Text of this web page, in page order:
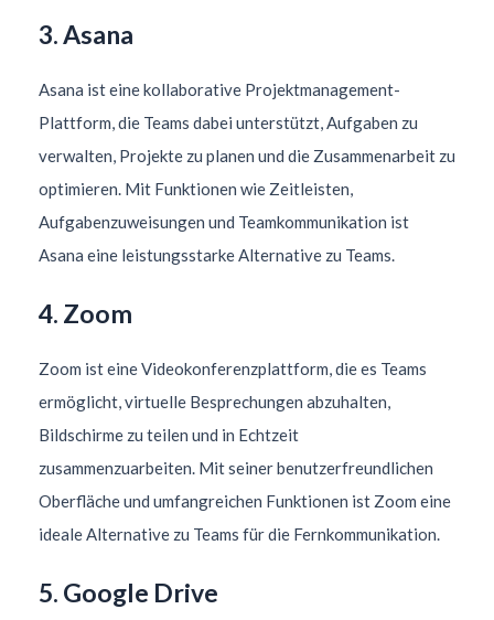
3. Asana
Asana ist eine kollaborative Projektmanagement-
Plattform, die Teams dabei unterstützt, Aufgaben zu
verwalten, Projekte zu planen und die Zusammenarbeit zu
optimieren. Mit Funktionen wie Zeitleisten,
Aufgabenzuweisungen und Teamkommunikation ist
Asana eine leistungsstarke Alternative zu Teams.
4. Zoom
Zoom ist eine Videokonferenzplattform, die es Teams
ermöglicht, virtuelle Besprechungen abzuhalten,
Bildschirme zu teilen und in Echtzeit
zusammenzuarbeiten. Mit seiner benutzerfreundlichen
Oberfläche und umfangreichen Funktionen ist Zoom eine
ideale Alternative zu Teams für die Fernkommunikation.
5. Google Drive